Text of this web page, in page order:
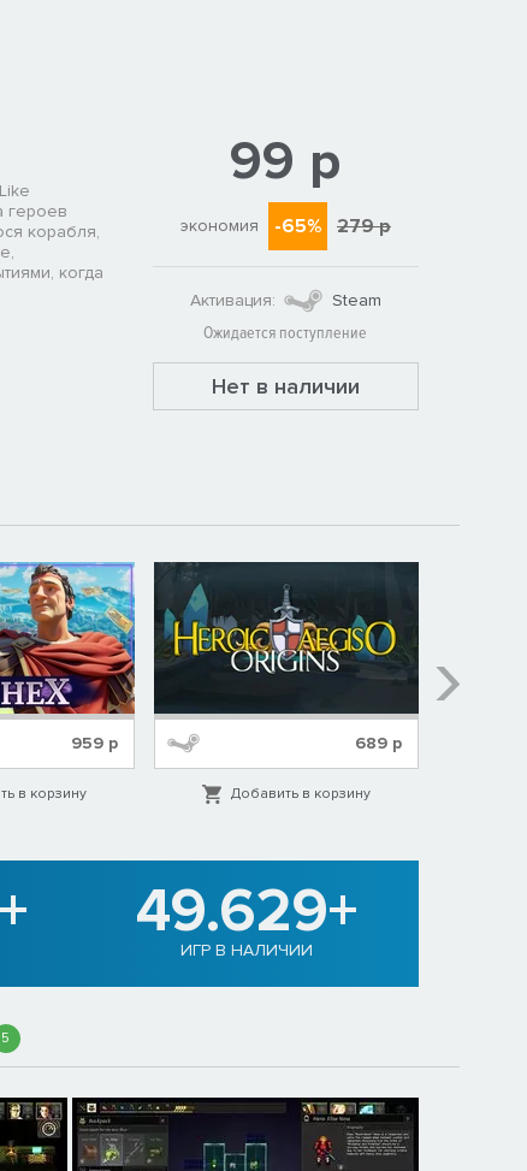
героев
корабля,
когда
99 р
экономия -65% 279 р
Активация:
Steam
Ожидается поступление
Нет в наличии
959 р
в корзину
689 р
Добавить в корзину
49.629+
ИГР В НАЛИЧИИ
5